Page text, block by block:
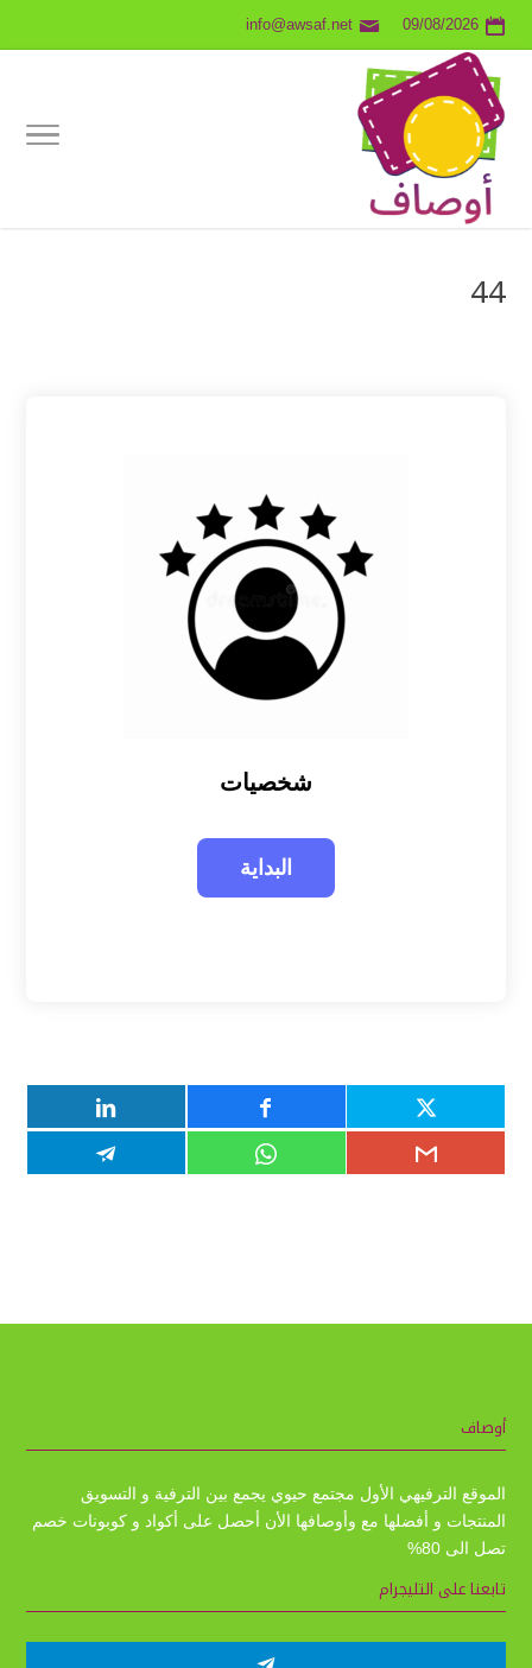
09/08/2026
info@awsaf.net
44
شخصيات
أوصاف
الموقع الترفيهي الأول مجتمع حيوي يجمع بين الترفية و التسويق
المنتجات و أفضلها مع وأوصافها الأن أحصل على أكواد و كوبونات خصم
تصل الى 80%
تابعنا على التليجرام